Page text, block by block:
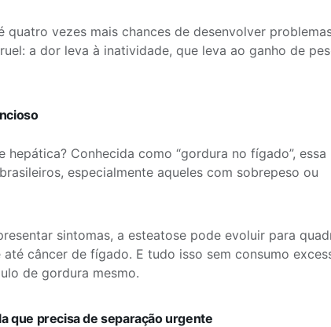
quatro vezes mais chances de desenvolver
a dor leva à inatividade, que leva ao ganho de
Conhecida como “gordura no fígado”, essa
especialmente aqueles com sobrepeso ou
sintomas, a esteatose pode evoluir para
até câncer de fígado. E tudo isso sem consumo
de gordura mesmo.
que precisa de separação urgente